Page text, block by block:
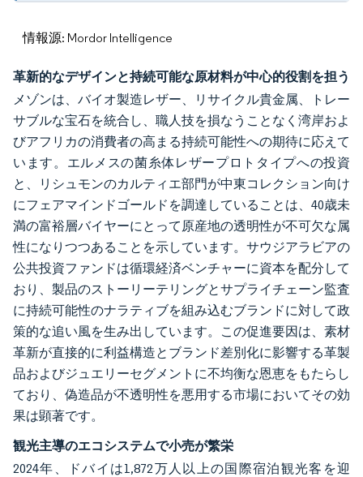
情報源: Mordor Intelligence
革新的なデザインと持続可能な原材料が中心的役割を担う
メゾンは、バイオ製造レザー、リサイクル貴金属、トレー
サブルな宝石を統合し、職人技を損なうことなく湾岸およ
びアフリカの消費者の高まる持続可能性への期待に応えて
います。エルメスの菌糸体レザープロトタイプへの投資
と、リシュモンのカルティエ部門が中東コレクション向け
にフェアマインドゴールドを調達していることは、40歳未
満の富裕層バイヤーにとって原産地の透明性が不可欠な属
性になりつつあることを示しています。サウジアラビアの
公共投資ファンドは循環経済ベンチャーに資本を配分して
おり、製品のストーリーテリングとサプライチェーン監査
に持続可能性のナラティブを組み込むブランドに対して政
策的な追い風を生み出しています。この促進要因は、素材
革新が直接的に利益構造とブランド差別化に影響する革製
品およびジュエリーセグメントに不均衡な恩恵をもたらし
ており、偽造品が不透明性を悪用する市場においてその効
果は顕著です。
観光主導のエコシステムで小売が繁栄
2024年、ドバイは1,872万人以上の国際宿泊観光客を迎